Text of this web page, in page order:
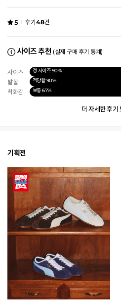
5 후기48건
사이즈 추천 (실제 구매 후기 통계)
사이즈 정 사이즈90%
발볼 적당함90%
착화감 보통67%
더 자세한 후기
기획전